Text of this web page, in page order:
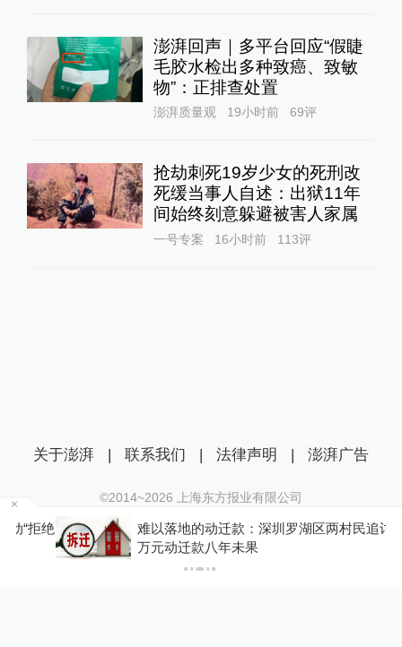
澎湃回声｜多平台回应“假睫
毛胶水检出多种致癌、致敏
物”：正排查处置
澎湃质量观 19小时前 69评
抢劫刺死19岁少女的死刑改
死缓当事人自述：出狱11年
间始终刻意躲避被害人家属
一号专案 16小时前 113评
难以落地的动迁款：深圳罗湖区两村民追讨两千
万元动迁款八年未果
关于澎湃 | 联系我们 | 法律声明 | 澎湃广告
©2014~2026 上海东方报业有限公司
沪ICP证：沪B2-20170116 | 沪ICP备14003370号
互联网新闻信息服务许可证：31120170006
沪公网安备 31010602000299号